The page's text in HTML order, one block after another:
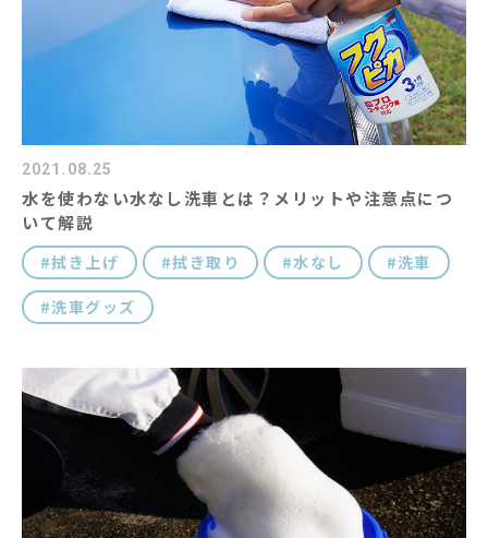
2021.08.25
水を使わない水なし洗車とは？メリットや注意点につ
いて解説
拭き上げ 拭き取り 水なし 洗車
洗車グッズ